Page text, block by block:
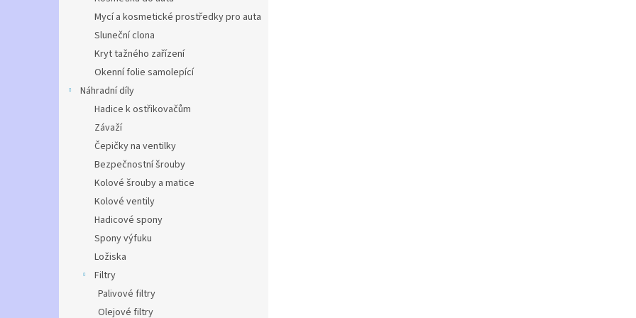
Mycí a kosmetické prostředky pro auta
Sluneční clona
Kryt tažného zařízení
Okenní folie samolepící
Náhradní díly
Hadice k ostřikovačům
Závaží
Čepičky na ventilky
Bezpečnostní šrouby
Kolové šrouby a matice
Kolové ventily
Hadicové spony
Spony výfuku
Ložiska
Filtry
Palivové filtry
Olejové filtry